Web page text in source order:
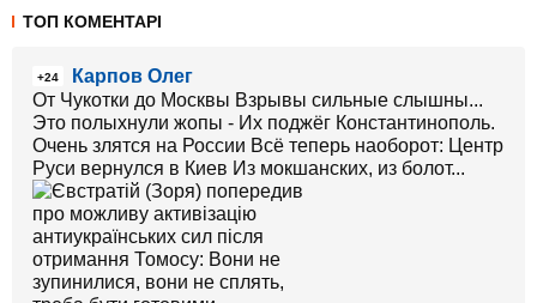
ТОП КОМЕНТАРІ
+24
Карпов Олег
От Чукотки до Москвы Взрывы сильные слышны...
Это полыхнули жопы - Их поджёг Константинополь.
Очень злятся на России Всё теперь наоборот: Центр
Руси вернулся в Киев Из мокшанских, из болот...